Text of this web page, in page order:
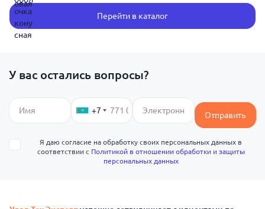
Перейти в каталог
У вас остались вопросы?
+7 Отправить
Я даю согласие на обработку своих персональных данных в
соответствии с Политикой в отношении обработки и защиты
персональных данных